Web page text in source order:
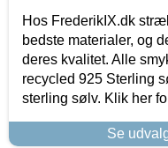
Hos FrederikIX.dk
bedste materialer, og
deres kvalitet. Alle
recycled 925 Sterling
sterling sølv. Klik her
Se